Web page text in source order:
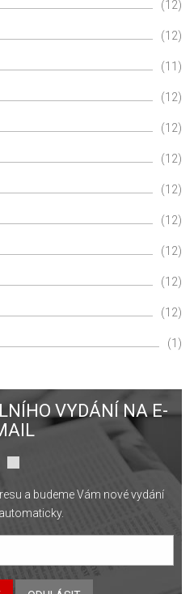
(12)
(12)
(11)
(12)
(12)
(12)
(12)
(12)
(12)
(12)
(12)
(1)
VYDÁNÍ NA E-
a budeme Vám nové vydání